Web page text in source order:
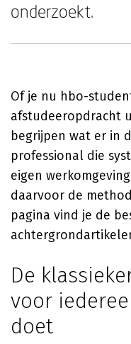
onderzoekt.
Of je nu hbo-
afstudeeropdracht
begrijpen wat er in
professional die
eigen
daarvoor de
pagina vind je de
De
voor
doet